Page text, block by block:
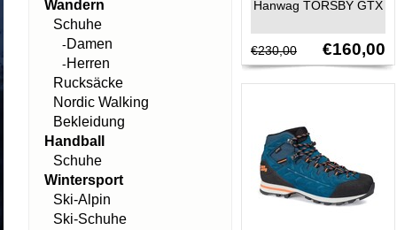
Hanwag TORSBY GTX
€230,00 €160,00
Wandern
Schuhe
-Damen
-Herren
Rucksäcke
Nordic Walking
Bekleidung
Handball
Schuhe
Wintersport
Ski-Alpin
Ski-Schuhe